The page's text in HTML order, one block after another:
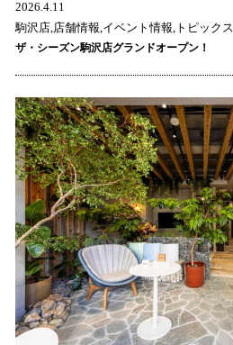
2026.4.11
駒沢店,店舗情報,イベント情報,トピックス,
ザ・シーズン駒沢店グランドオープン！